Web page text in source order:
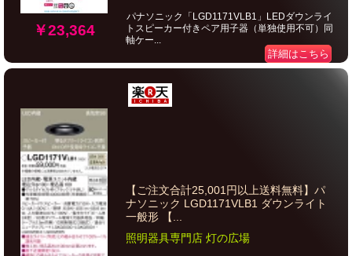
￥23,364
パナソニック「LGD1171VLB1」LEDダウンライ
トスピーカー付きペア用子器（単独使用不可）同
軸ケー...
詳細はこちら
【ご注文合計25,001円以上送料無料】パ
ナソニック LGD1171VLB1 ダウンライト
一般形 【...
照明器具専門店 灯の広場